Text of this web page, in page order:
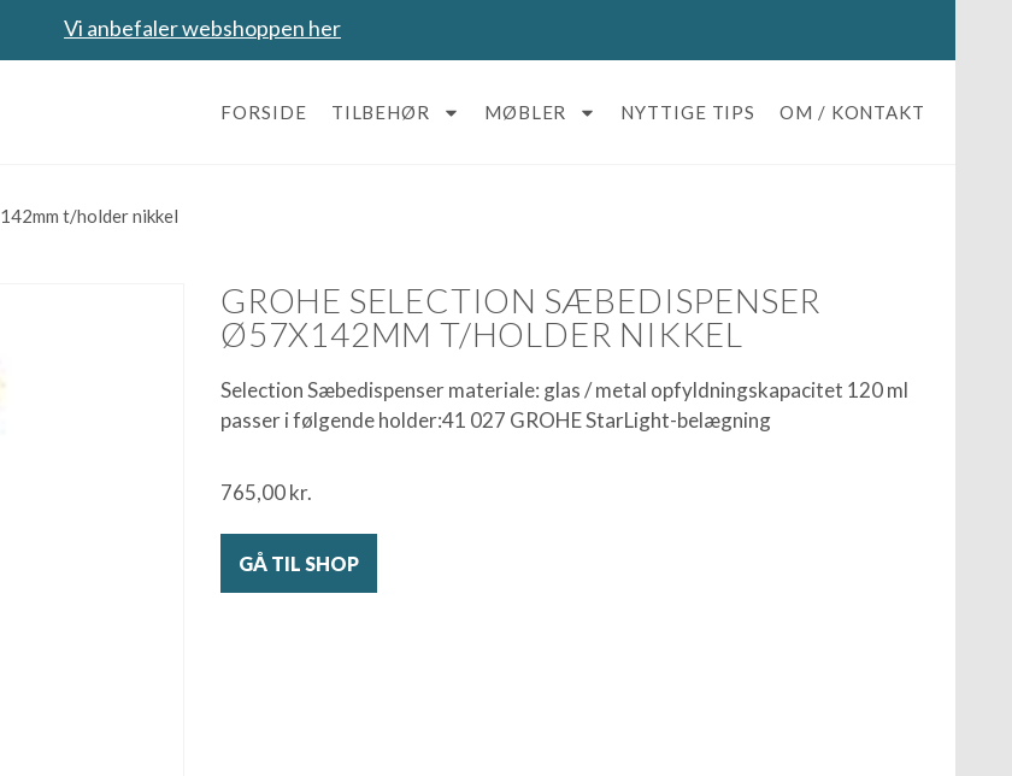
Vi anbefaler webshoppen her
FORSIDE TILBEHØR MØBLER NYTTIGE TIPS OM / KONTAKT
t/holder nikkel
GROHE SELECTION SÆBEDISPENSER
Ø57X142MM T/HOLDER NIKKEL
Selection Sæbedispenser materiale: glas / metal opfyldningskapacitet 120 ml
passer i følgende holder:41 027 GROHE StarLight-belægning
765,00kr.
GÅ TIL SHOP